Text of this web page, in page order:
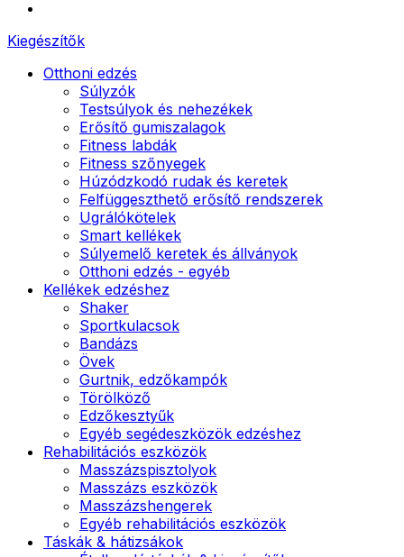
Kiegészítők
Otthoni edzés
Súlyzók
Testsúlyok és nehezékek
Erősítő gumiszalagok
Fitness labdák
Fitness szőnyegek
Húzódzkodó rudak és keretek
Felfüggeszthető erősítő rendszerek
Ugrálókötelek
Smart kellékek
Súlyemelő keretek és állványok
Otthoni edzés - egyéb
Kellékek edzéshez
Shaker
Sportkulacsok
Bandázs
Övek
Gurtnik, edzőkampók
Törölköző
Edzőkesztyűk
Egyéb segédeszközök edzéshez
Rehabilitációs eszközök
Masszázspisztolyok
Masszázs eszközök
Masszázshengerek
Egyéb rehabilitációs eszközök
Táskák & hátizsákok